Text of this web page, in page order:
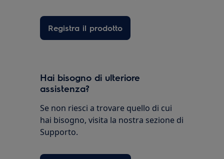
Registra il prodotto
Hai bisogno di ulteriore
assistenza?
Se non riesci a trovare quello di cui
hai bisogno, visita la nostra sezione di
Supporto.